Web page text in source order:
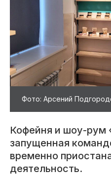
Фото: Арсений
Кофейня и шоу-рум
запущенная
временно
деятельность.